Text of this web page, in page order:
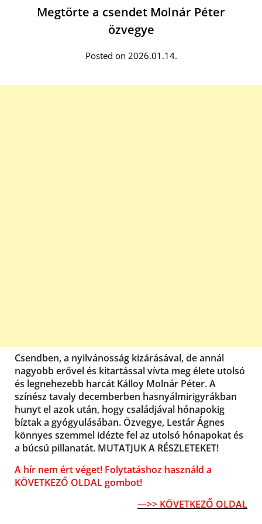
Megtörte a csendet Molnár Péter
özvegye
Posted on 2026.01.14.
Csendben, a nyilvánosság kizárásával, de annál
nagyobb erővel és kitartással vívta meg élete utolsó
és legnehezebb harcát Kálloy Molnár Péter. A
színész tavaly decemberben hasnyálmirigyrákban
hunyt el azok után, hogy családjával hónapokig
bíztak a gyógyulásában. Özvegye, Lestár Ágnes
könnyes szemmel idézte fel az utolsó hónapokat és
a búcsú pillanatát. MUTATJUK A RÉSZLETEKET!
A hír nem ért véget! Folytatáshoz használd a
KÖVETKEZŐ OLDAL gombot!
—>> KÖVETKEZŐ OLDAL